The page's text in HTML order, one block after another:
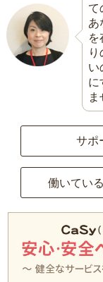
て
あ
を
い
に
ま
サポ
働いてい